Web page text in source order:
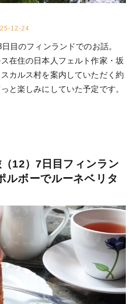
12-24
目のフィンランドでのお話。
在住の日本人フェルト作家・坂
カルス村を案内していただく約
と楽しみにしていた予定です。
12）7日目フィンラン
ルボーでルーネベリタ